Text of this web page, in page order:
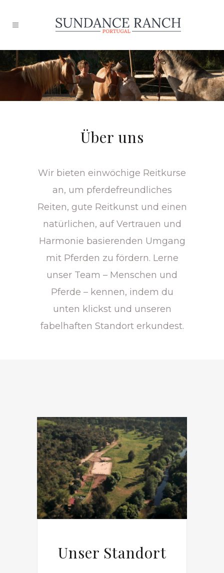
Über uns
Wir bieten einwöchige Reitkurse
an, um pferdefreundliches
Reiten, gute Reitkunst und einen
natürlichen, auf Vertrauen und
Harmonie basierenden Umgang
mit Pferden zu fördern. Lerne
unser Team – Menschen und
Pferde – kennen, indem du
unten klickst und unseren
fabelhaften Standort erkundest.
Unser Standort